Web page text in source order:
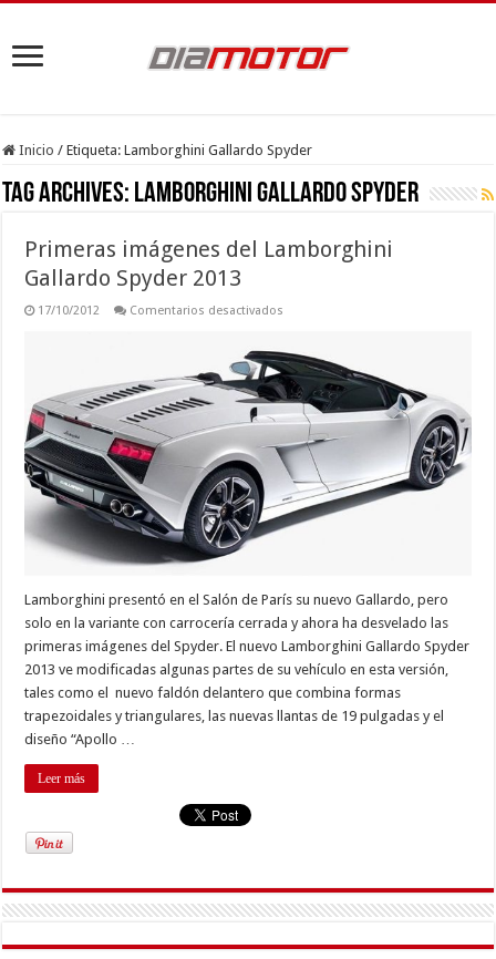
Inicio / Etiqueta:Lamborghini Gallardo Spyder
Tag Archives: Lamborghini Gallardo Spyder
Primeras imágenes del Lamborghini
Gallardo Spyder 2013
17/10/2012 Comentarios desactivados
del
Lamborghini
Gallardo
Spyder
2013
Lamborghini presentó en el Salón de París su nuevo Gallardo, pero
solo en la variante con carrocería cerrada y ahora ha desvelado las
primeras imágenes del Spyder. El nuevo Lamborghini Gallardo Spyder
2013 ve modificadas algunas partes de su vehículo en esta versión,
tales como el nuevo faldón delantero que combina formas
trapezoidales y triangulares, las nuevas llantas de 19 pulgadas y el
diseño “Apollo …
Leer más